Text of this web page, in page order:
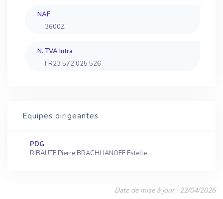
NAF
3600Z
N. TVA Intra
FR23 572 025 526
Equipes dirigeantes
PDG
RIBAUTE Pierre BRACHLIANOFF Estelle
Date de mise à jour : 22/04/2026